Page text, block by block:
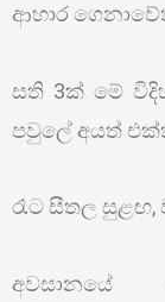
ආහාර
සති 3ක් මේ
පවුලේ අයත්
රෑට සීතල
අවසානයේ